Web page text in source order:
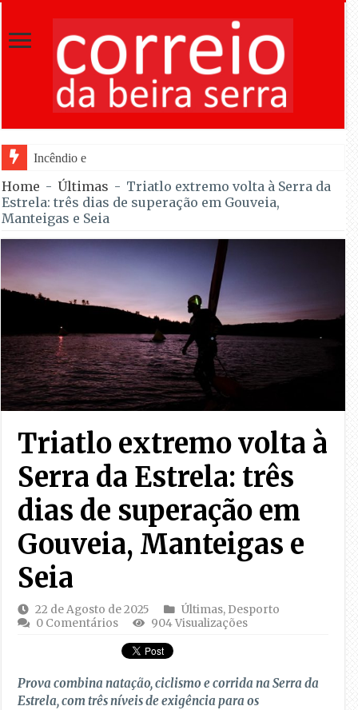
Incêndio em Fornos de Algodres dominado
Home - Últimas - Triatlo extremo volta à Serra da
Estrela: três dias de superação em Gouveia,
Manteigas e Seia
Triatlo extremo volta à
Serra da Estrela: três
dias de superação em
Gouveia, Manteigas e
Seia
22 de Agosto de 2025 Últimas, Desporto
0 Comentários
904 Visualizações
Prova combina natação, ciclismo e corrida na Serra da
Estrela, com três níveis de exigência para os